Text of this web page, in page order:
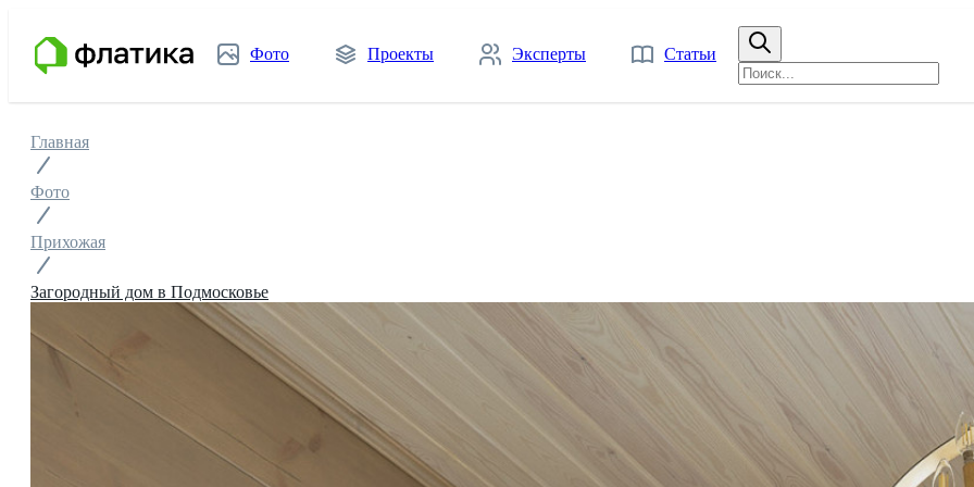
Фото Проекты Эксперты Статьи
Главная
Фото
Прихожая
Загородный дом в Подмосковье